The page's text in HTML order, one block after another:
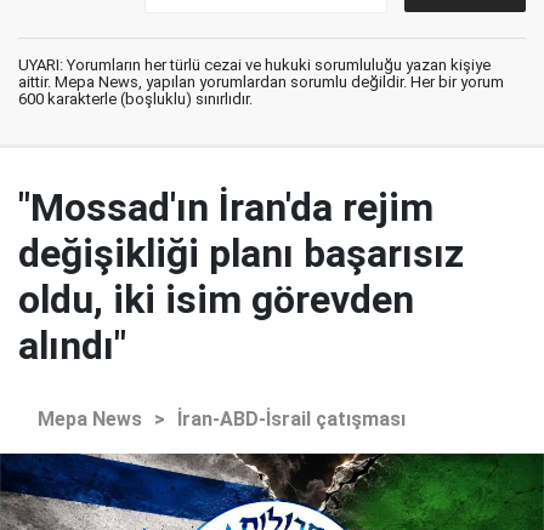
UYARI: Yorumların her türlü cezai ve hukuki sorumluluğu yazan kişiye
aittir. Mepa News, yapılan yorumlardan sorumlu değildir. Her bir yorum
600 karakterle (boşluklu) sınırlıdır.
"Mossad'ın İran'da rejim
değişikliği planı başarısız
oldu, iki isim görevden
alındı"
Mepa News > İran-ABD-İsrail çatışması